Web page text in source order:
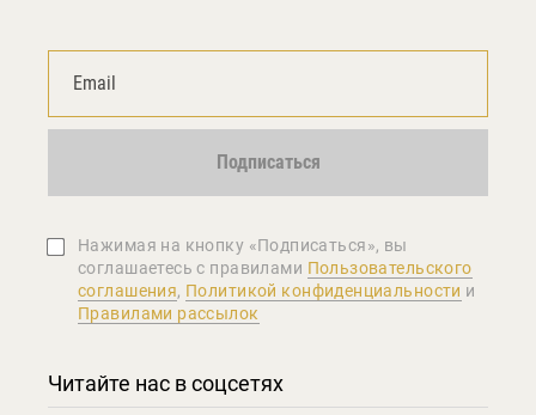
Подписаться
Нажимая на кнопку «Подписаться», вы
соглашаетеcь с правилами Пользовательского
соглашения, Политикой конфиденциальности и
Правилами рассылок
Читайте нас в соцсетях